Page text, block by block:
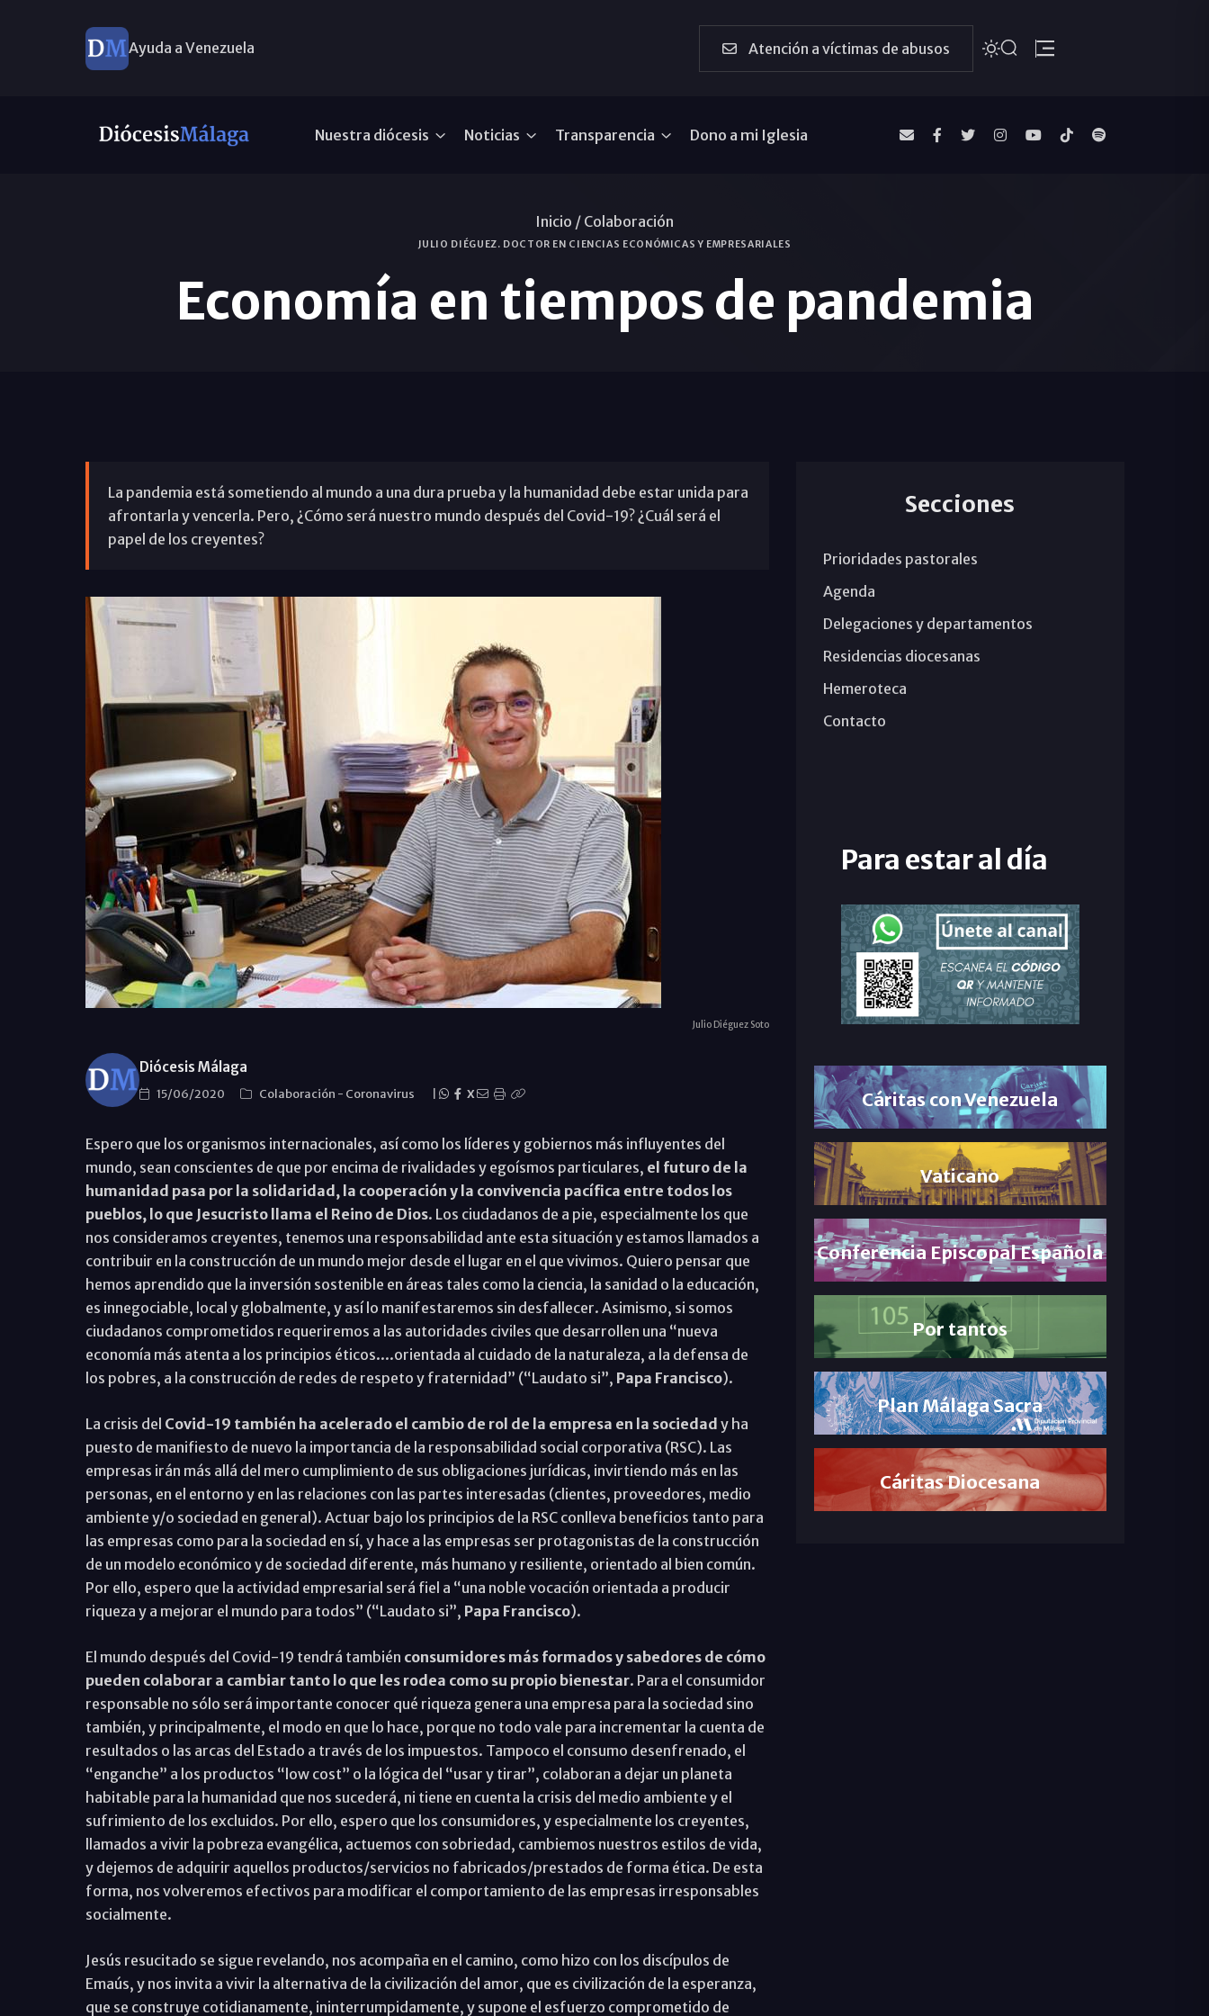
Ayuda a Venezuela Atención a víctimas de abusos
Nuestra diócesis Noticias Transparencia Dono a mi Iglesia
Inicio / Colaboración
JULIO DIÉGUEZ. DOCTOR EN CIENCIAS ECONÓMICAS Y EMPRESARIALES
Economía en tiempos de pandemia
La pandemia está sometiendo al mundo a una dura prueba y la humanidad debe estar unida para
afrontarla y vencerla. Pero, ¿Cómo será nuestro mundo después del Covid-19? ¿Cuál será el
papel de los creyentes?
Julio Diéguez Soto
Diócesis Málaga
15/06/2020 Colaboración - Coronavirus X
Espero que los organismos internacionales, así como los líderes y gobiernos más influyentes del
mundo, sean conscientes de que por encima de rivalidades y egoísmos particulares, el futuro de la
humanidad pasa por la solidaridad, la cooperación y la convivencia pacífica entre todos los
pueblos, lo que Jesucristo llama el Reino de Dios. Los ciudadanos de a pie, especialmente los que
nos consideramos creyentes, tenemos una responsabilidad ante esta situación y estamos llamados a
contribuir en la construcción de un mundo mejor desde el lugar en el que vivimos. Quiero pensar que
hemos aprendido que la inversión sostenible en áreas tales como la ciencia, la sanidad o la educación,
es innegociable, local y globalmente, y así lo manifestaremos sin desfallecer. Asimismo, si somos
ciudadanos comprometidos requeriremos a las autoridades civiles que desarrollen una “nueva
economía más atenta a los principios éticos....orientada al cuidado de la naturaleza, a la defensa de
los pobres, a la construcción de redes de respeto y fraternidad” (“Laudato si”, Papa Francisco).
La crisis del Covid-19 también ha acelerado el cambio de rol de la empresa en la sociedad y ha
puesto de manifiesto de nuevo la importancia de la responsabilidad social corporativa (RSC). Las
empresas irán más allá del mero cumplimiento de sus obligaciones jurídicas, invirtiendo más en las
personas, en el entorno y en las relaciones con las partes interesadas (clientes, proveedores, medio
ambiente y/o sociedad en general). Actuar bajo los principios de la RSC conlleva beneficios tanto para
las empresas como para la sociedad en sí, y hace a las empresas ser protagonistas de la construcción
de un modelo económico y de sociedad diferente, más humano y resiliente, orientado al bien común.
Por ello, espero que la actividad empresarial será fiel a “una noble vocación orientada a producir
riqueza y a mejorar el mundo para todos” (“Laudato si”, Papa Francisco).
El mundo después del Covid-19 tendrá también consumidores más formados y sabedores de cómo
pueden colaborar a cambiar tanto lo que les rodea como su propio bienestar. Para el consumidor
responsable no sólo será importante conocer qué riqueza genera una empresa para la sociedad sino
también, y principalmente, el modo en que lo hace, porque no todo vale para incrementar la cuenta de
resultados o las arcas del Estado a través de los impuestos. Tampoco el consumo desenfrenado, el
“enganche” a los productos “low cost” o la lógica del “usar y tirar”, colaboran a dejar un planeta
habitable para la humanidad que nos sucederá, ni tiene en cuenta la crisis del medio ambiente y el
sufrimiento de los excluidos. Por ello, espero que los consumidores, y especialmente los creyentes,
llamados a vivir la pobreza evangélica, actuemos con sobriedad, cambiemos nuestros estilos de vida,
y dejemos de adquirir aquellos productos/servicios no fabricados/prestados de forma ética. De esta
forma, nos volveremos efectivos para modificar el comportamiento de las empresas irresponsables
socialmente.
Jesús resucitado se sigue revelando, nos acompaña en el camino, como hizo con los discípulos de
Emaús, y nos invita a vivir la alternativa de la civilización del amor, que es civilización de la esperanza,
que se construye cotidianamente, ininterrumpidamente, y supone el esfuerzo comprometido de
Secciones
Prioridades pastorales
Agenda
Delegaciones y departamentos
Residencias diocesanas
Hemeroteca
Contacto
Para estar al día
Cáritas con Venezuela
Vaticano
Conferencia Episcopal Española
Por tantos
Plan Málaga Sacra
Cáritas Diocesana